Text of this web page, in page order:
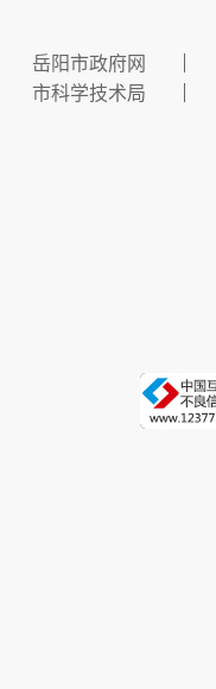
岳阳市政府网
市科学技术局